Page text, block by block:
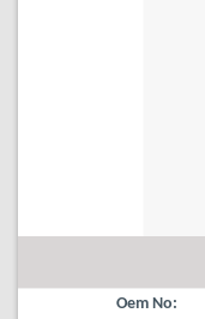
Oem No: